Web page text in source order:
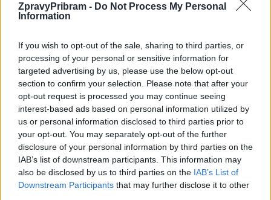
ZpravyPribram - Do Not Process My Personal
Information
If you wish to opt-out of the sale, sharing to third parties, or
processing of your personal or sensitive information for
targeted advertising by us, please use the below opt-out
section to confirm your selection. Please note that after your
opt-out request is processed you may continue seeing
interest-based ads based on personal information utilized by
us or personal information disclosed to third parties prior to
your opt-out. You may separately opt-out of the further
disclosure of your personal information by third parties on the
IAB’s list of downstream participants. This information may
also be disclosed by us to third parties on the IAB’s List of
Downstream Participants that may further disclose it to other
Zpravodajství
Spolek Svatohorské sady uspěl ve sbírce
ČSOB, nyní se uchází o podporu...
Radek Ctibor - 17. 1. 2024
PŘÍBRAM - Spolek Svatohorské sady s radostí oznamuje, že se
úspěšně umístil na druhém místě ve sbírce ČSOB pomáhá regionům,
přičemž se podařilo vybrat...